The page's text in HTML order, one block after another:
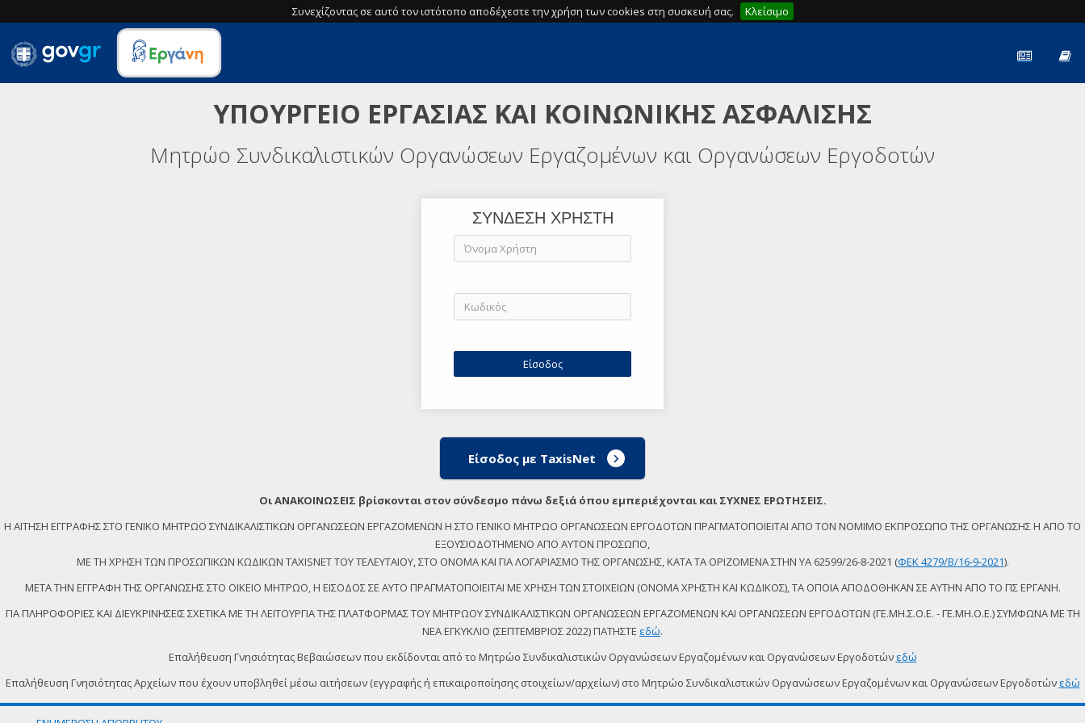
Συνεχίζοντας σε αυτό τον ιστότοπο αποδέχεστε την χρήση των cookies στη συσκευή σας. Κλείσιμο
ΥΠΟΥΡΓΕΙΟ ΕΡΓΑΣΙΑΣ ΚΑΙ ΚΟΙΝΩΝΙΚΗΣ ΑΣΦΑΛΙΣΗΣ
Μητρώο Συνδικαλιστικών Οργανώσεων Εργαζομένων και Οργανώσεων Εργοδοτών
ΣΥΝΔΕΣΗ ΧΡΗΣΤΗ
Είσοδος με TaxisNet
Οι ΑΝΑΚΟΙΝΩΣΕΙΣ βρίσκονται στον σύνδεσμο πάνω δεξιά όπου εμπεριέχονται και ΣΥΧΝΕΣ ΕΡΩΤΗΣΕΙΣ.
Η ΑΙΤΗΣΗ ΕΓΓΡΑΦΗΣ ΣΤΟ ΓΕΝΙΚΟ ΜΗΤΡΩΟ ΣΥΝΔΙΚΑΛΙΣΤΙΚΩΝ ΟΡΓΑΝΩΣΕΩΝ ΕΡΓΑΖΟΜΕΝΩΝ Η ΣΤΟ ΓΕΝΙΚΟ ΜΗΤΡΩΟ ΟΡΓΑΝΩΣΕΩΝ ΕΡΓΟΔΟΤΩΝ ΠΡΑΓΜΑΤΟΠΟΙΕΙΤΑΙ ΑΠΟ ΤΟΝ ΝΟΜΙΜΟ ΕΚΠΡΟΣΩΠΟ ΤΗΣ ΟΡΓΑΝΩΣΗΣ Η ΑΠΟ ΤΟ
ΕΞΟΥΣΙΟΔΟΤΗΜΕΝΟ ΑΠΟ ΑΥΤΟΝ ΠΡΟΣΩΠΟ,
ΜΕ ΤΗ ΧΡΗΣΗ ΤΩΝ ΠΡΟΣΩΠΙΚΩΝ ΚΩΔΙΚΩΝ TAXISNET ΤΟΥ ΤΕΛΕΥΤΑΙΟΥ, ΣΤΟ ΟΝΟΜΑ ΚΑΙ ΓΙΑ ΛΟΓΑΡΙΑΣΜΟ ΤΗΣ ΟΡΓΑΝΩΣΗΣ, ΚΑΤΑ ΤΑ ΟΡΙΖΟΜΕΝΑ ΣΤΗΝ ΥΑ 62599/26-8-2021 (ΦΕΚ 4279/Β/16-9-2021).
ΜΕΤΑ ΤΗΝ ΕΓΓΡΑΦΗ ΤΗΣ ΟΡΓΑΝΩΣΗΣ ΣΤΟ ΟΙΚΕΙΟ ΜΗΤΡΩΟ, Η ΕΙΣΟΔΟΣ ΣΕ ΑΥΤΟ ΠΡΑΓΜΑΤΟΠΟΙΕΙΤΑΙ ΜΕ ΧΡΗΣΗ ΤΩΝ ΣΤΟΙΧΕΙΩΝ (ΟΝΟΜΑ ΧΡΗΣΤΗ ΚΑΙ ΚΩΔΙΚΟΣ), ΤΑ ΟΠΟΙΑ ΑΠΟΔΟΘΗΚΑΝ ΣΕ ΑΥΤΗΝ ΑΠΟ ΤΟ ΠΣ ΕΡΓΑΝΗ.
ΓΙΑ ΠΛΗΡΟΦΟΡΙΕΣ ΚΑΙ ΔΙΕΥΚΡΙΝΗΣΕΙΣ ΣΧΕΤΙΚΑ ΜΕ ΤΗ ΛΕΙΤΟΥΡΓΙΑ ΤΗΣ ΠΛΑΤΦΟΡΜΑΣ ΤΟΥ ΜΗΤΡΩΟΥ ΣΥΝΔΙΚΑΛΙΣΤΙΚΩΝ ΟΡΓΑΝΩΣΕΩΝ ΕΡΓΑΖΟΜΕΝΩΝ ΚΑΙ ΟΡΓΑΝΩΣΕΩΝ ΕΡΓΟΔΟΤΩΝ (ΓΕ.ΜΗ.Σ.Ο.Ε. - ΓΕ.ΜΗ.Ο.Ε.) ΣΥΜΦΩΝΑ ΜΕ ΤΗ
ΝΕΑ ΕΓΚΥΚΛΙΟ (ΣΕΠΤΕΜΒΡΙΟΣ 2022) ΠΑΤΗΣΤΕ εδώ.
Επαλήθευση Γνησιότητας Βεβαιώσεων που εκδίδονται από το Μητρώο Συνδικαλιστικών Οργανώσεων Εργαζομένων και Οργανώσεων Εργοδοτών εδώ
Επαλήθευση Γνησιότητας Αρχείων που έχουν υποβληθεί μέσω αιτήσεων (εγγραφής ή επικαιροποίησης στοιχείων/αρχείων) στο Μητρώο Συνδικαλιστικών Οργανώσεων Εργαζομένων και Οργανώσεων Εργοδοτών εδώ